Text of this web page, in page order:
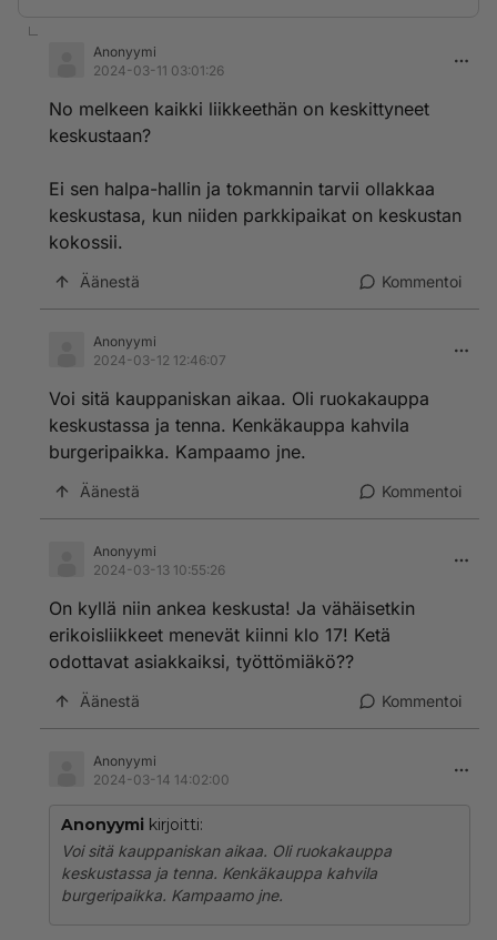
Anonyymi
2024-03-11 03:01:26
No melkeen kaikki liikkeethän on keskittyneet
keskustaan?
Ei sen halpa-hallin ja tokmannin tarvii ollakkaa
keskustasa, kun niiden parkkipaikat on keskustan
kokossii.
Äänestä Kommentoi
Anonyymi
2024-03-12 12:46:07
Voi sitä kauppaniskan aikaa. Oli ruokakauppa
keskustassa ja tenna. Kenkäkauppa kahvila
burgeripaikka. Kampaamo jne.
Äänestä Kommentoi
Anonyymi
2024-03-13 10:55:26
On kyllä niin ankea keskusta! Ja vähäisetkin
erikoisliikkeet menevät kiinni klo 17! Ketä
odottavat asiakkaiksi, työttömiäkö??
Äänestä Kommentoi
Anonyymi
2024-03-14 14:02:00
Anonyymi kirjoitti:
Voi sitä kauppaniskan aikaa. Oli ruokakauppa
keskustassa ja tenna. Kenkäkauppa kahvila
burgeripaikka. Kampaamo jne.